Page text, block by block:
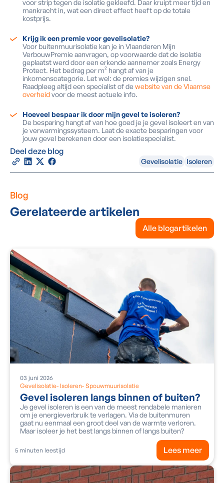
voor strip tegen de isolatie gekleefd. Daar kruipt meer tijd en
mankracht in, wat een direct effect heeft op de totale
kostprijs.
Krijg ik een premie voor gevelisolatie?
Voor buitenmuurisolatie kan je in Vlaanderen Mijn
VerbouwPremie aanvragen, op voorwaarde dat de isolatie
geplaatst werd door een erkende aannemer zoals Energy
Protect. Het bedrag per m² hangt af van je
inkomenscategorie. Let wel: de premies wijzigen snel.
Raadpleeg altijd een specialist of de website van de Vlaamse
overheidvoor de meest actuele info.
Hoeveel bespaar ik door mijn gevel te isoleren?
De besparing hangt af van hoe goed je je gevel isoleert en van
je verwarmingssysteem. Laat de exacte besparingen voor
jouw gevel berekenen door een isolatiespecialist.
Deel deze blog
Gevelisolatie Isoleren
Blog
Gerelateerde artikelen
Alle blogartikelen
Gevelisolatie- Isoleren- Spouwmuurisolatie
03 juni 2026
Gevel isoleren langs binnen of buiten?
Je gevel isoleren is een van de meest rendabele manieren
om je energieverbruik te verlagen. Via de buitenmuren
gaat nu eenmaal een groot deel van de warmte verloren.
Maar isoleer je het best langs binnen of langs buiten?
5 minuten leestijd Lees meer